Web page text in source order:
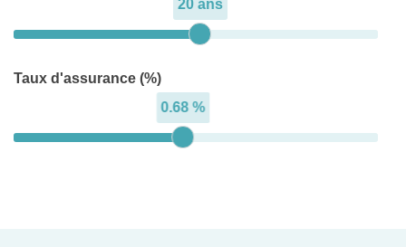
20 ans
Taux d'assurance (%)
0.68 %